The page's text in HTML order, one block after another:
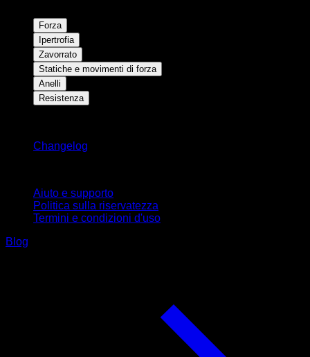
Forza
Ipertrofia
Zavorrato
Statiche e movimenti di forza
Anelli
Resistenza
Changelog
Aiuto e supporto
Politica sulla riservatezza
Termini e condizioni d'uso
Blog